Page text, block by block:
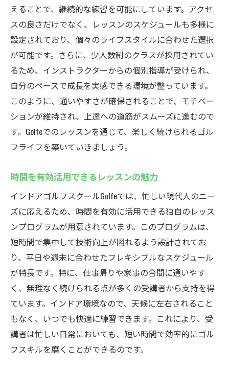
えることで、継続的な練習を可能にしています。アクセ
スの良さだけでなく、レッスンのスケジュールも多様に
設定されており、個々のライフスタイルに合わせた選択
が可能です。さらに、少人数制のクラスが採用されてい
るため、インストラクターからの個別指導が受けられ、
自分のペースで成長を実感できる環境が整っています。
このように、通いやすさが確保されることで、モチベー
ションが維持され、上達への道筋がスムーズに進むので
す。Golfeでのレッスンを通じて、楽しく続けられるゴル
フライフを築いていきましょう。
時間を有効活用できるレッスンの魅力
インドアゴルフスクールGolfeでは、忙しい現代人のニー
ズに応えるため、時間を有効に活用できる独自のレッス
ンプログラムが用意されています。このプログラムは、
短時間で集中して技術向上が図れるよう設計されてお
り、平日や週末に合わせたフレキシブルなスケジュール
が特長です。特に、仕事帰りや家事の合間に通いやす
く、無理なく続けられる点が多くの受講者から支持を得
ています。インドア環境なので、天候に左右されること
もなく、いつでも快適に練習できます。これにより、受
講者は忙しい日常においても、短い時間で効率的にゴル
フスキルを磨くことができるのです。